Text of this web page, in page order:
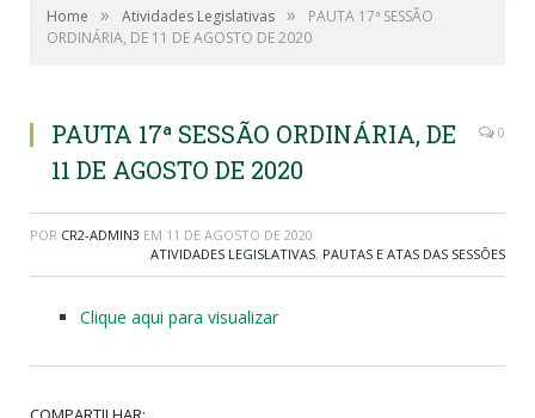
Home » Atividades Legislativas »
PAUTA 17ª SESSÃO
ORDINÁRIA, DE 11 DE AGOSTO DE 2020
PAUTA 17ª SESSÃO ORDINÁRIA, DE
11 DE AGOSTO DE 2020
0
POR CR2-ADMIN3 EM 11 DE AGOSTO DE 2020
ATIVIDADES LEGISLATIVAS, PAUTAS E ATAS DAS SESSÕES
Clique aqui para visualizar